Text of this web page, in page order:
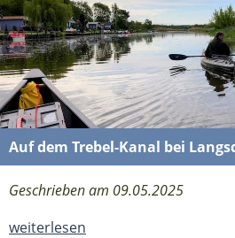
Auf dem Trebel-Kanal bei
Geschrieben am 09.05.2025
weiterlesen